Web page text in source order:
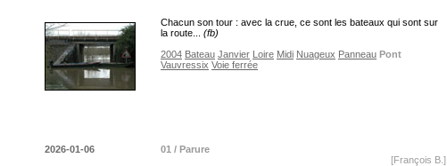
Chacun son tour : avec la crue, ce sont les bateaux qui sont sur
la route... (fb)
2004 Bateau Janvier Loire Midi Nuageux Panneau Pont
Vauvressix Voie ferrée
2026-01-06
01 / Parure
[François B.]